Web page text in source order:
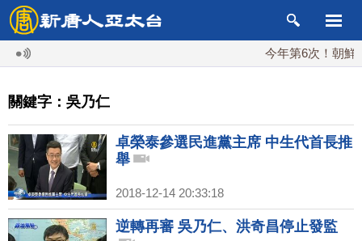
今年第6次！朝鮮
關鍵字：吳乃仁
卓榮泰參選民進黨主席 中生代首長推
舉
2018-12-14 20:33:18
逆轉再審 吳乃仁、洪奇昌停止發監